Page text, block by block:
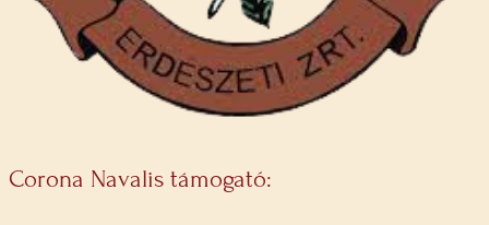
Corona Navalis támogató: